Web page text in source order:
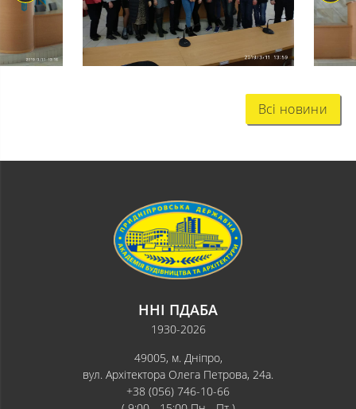
Всі новини
ННІ ПДАБА
1930-2026
49005, м. Дніпро,
вул. Архітектора Олега Петрова, 24а.
+38 (056) 746-10-66